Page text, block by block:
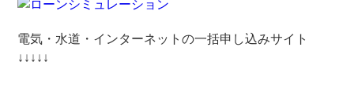
電気・水道・インターネットの一括申し込みサイト
↓↓↓↓↓